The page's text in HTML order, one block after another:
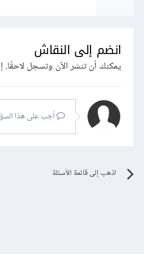
انضم إلى النقاش
يمكنك أن تنشر الآن وتسجل
أجب على هذا
اذهب إلى قائمة الأسئلة